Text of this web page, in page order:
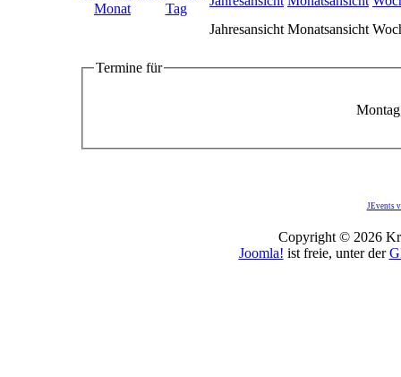
Jahresansicht Monatsansicht
Termine für
JEvents
Copyright © 2026
Joomla! ist freie, unter der